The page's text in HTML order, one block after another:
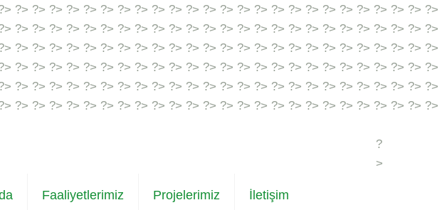
?> ?> ?> ?> ?> ?> ?> ?> ?> ?> ?> ?> ?> ?> ?> ?> ?> ?> ?> ?> ?> ?> ?> ?> ?>
?> ?> ?> ?> ?> ?> ?> ?> ?> ?> ?> ?> ?> ?> ?> ?> ?> ?> ?> ?> ?> ?> ?> ?> ?>
?> ?> ?> ?> ?> ?> ?> ?> ?> ?> ?> ?> ?> ?> ?> ?> ?> ?> ?> ?> ?> ?> ?> ?> ?>
?> ?> ?> ?> ?> ?> ?> ?> ?> ?> ?> ?> ?> ?> ?> ?> ?> ?> ?> ?> ?> ?> ?> ?> ?>
?> ?> ?> ?> ?> ?> ?> ?> ?> ?> ?> ?> ?> ?> ?> ?> ?> ?> ?> ?> ?> ?> ?> ?> ?>
?> ?> ?> ?> ?> ?> ?> ?> ?> ?> ?> ?> ?> ?> ?> ?> ?> ?> ?> ?> ?> ?> ?> ?> ?>
Faaliyetlerimiz Projelerimiz İletişim
?
>